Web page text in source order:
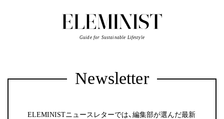
Guide for Sustainable Lifestyle
Newsletter
ELEMINISTニュースレターでは、編集部が選んだ最新